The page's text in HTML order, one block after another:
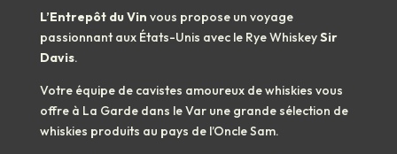
L’Entrepôt du Vin vous propose un voyage
passionnant aux États-Unis avec le Rye WhiskeySir
Davis.
Votre équipe de cavistes amoureux de whiskies vous
offre à La Garde dans le Var une grande sélection de
whiskies produits au pays de l’Oncle Sam.